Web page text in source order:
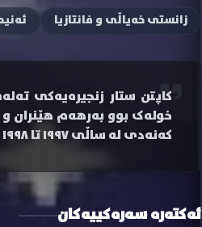
زانستی خەیاڵی و فانتازیا
کاپتن ستار زنجیرەیەکی
کەنەدی لە ساڵی ١٩٩٧ تا ١٩٩٨ نمایشکرا، هەروەها دواتر بەرنامەکە لە کەناڵی نیکلۆدیۆن بەریتانیا دووبارەکرایەوە.
ئەکتەرە سەرەکییەکان